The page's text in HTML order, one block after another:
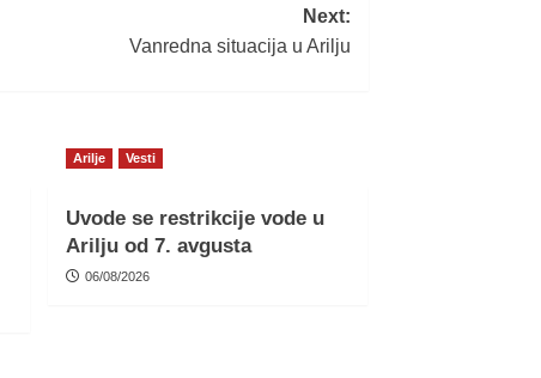
Next:
Vanredna situacija u Arilju
Arilje Vesti
Uvode se restrikcije vode u
Arilju od 7. avgusta
06/08/2026